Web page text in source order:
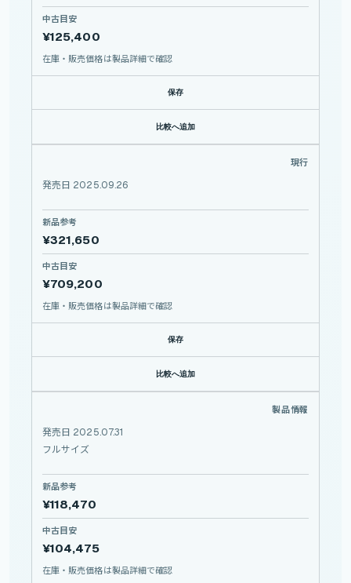
中古目安
¥125,400
在庫・販売価格は製品詳細で確認
保存
比較へ追加
NIKKOR Z
24-70mm
f/2.8SII
現行
発売日 2025.09.26
新品参考
¥321,650
中古目安
¥709,200
在庫・販売価格は製品詳細で確認
保存
比較へ追加
16-30mm
F/2.8DiIIIVXD
G2
製品情報
発売日 2025.07.31
フルサイズ
新品参考
¥118,470
中古目安
¥104,475
在庫・販売価格は製品詳細で確認